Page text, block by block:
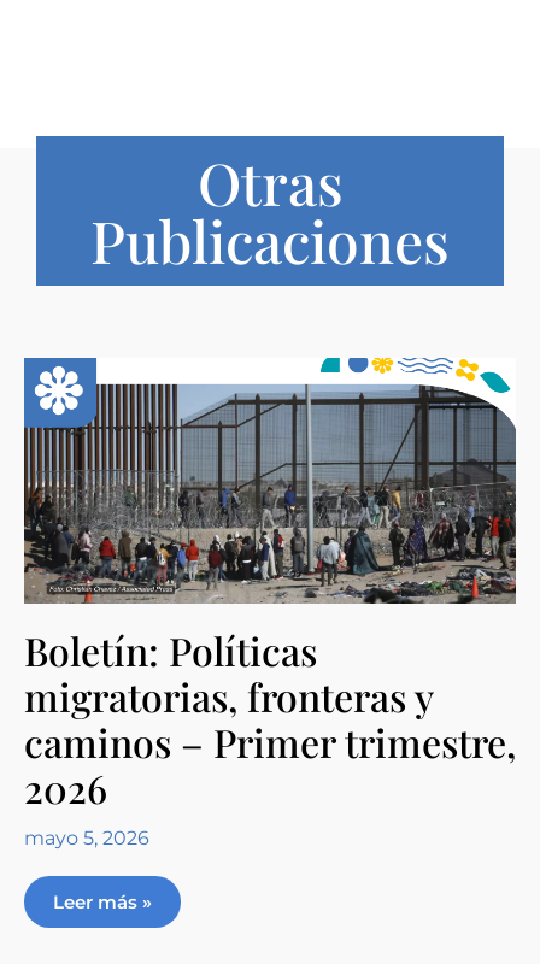
Otras
Publicaciones
Boletín: Políticas
migratorias, fronteras y
caminos – Primer trimestre,
2026
mayo 5, 2026
Leer más »